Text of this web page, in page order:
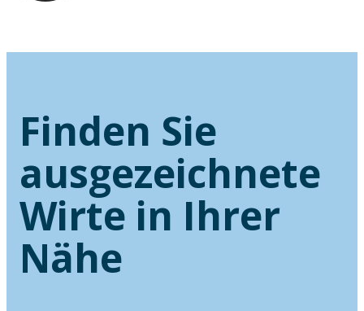
Finden Sie
ausgezeichnete
Wirte in Ihrer
Nähe